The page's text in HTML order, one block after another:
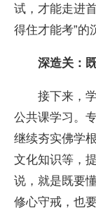
试，才能走进
得住才能考”的
深造关：既
接下来，学
公共课学习。
继续夯实佛学
文化知识等，
说，就是既要
修心守戒，也